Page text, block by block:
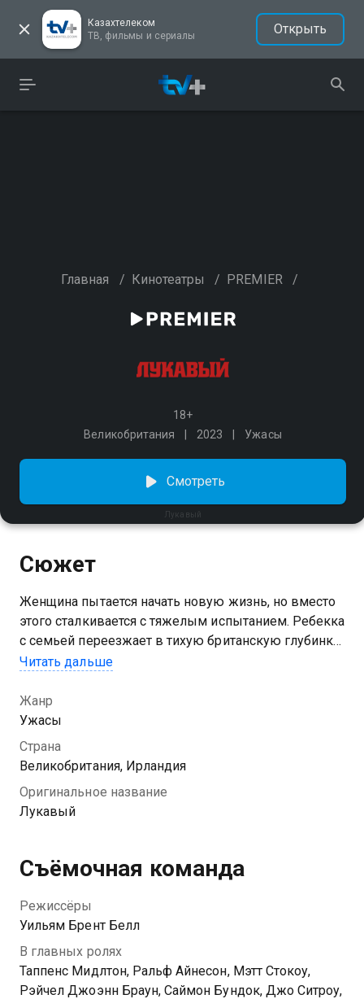
Казахтелеком
ТВ, фильмы и сериалы
Открыть
Главная / Кинотеатры / PREMIER /
18+
Великобритания
2023 Ужасы
Лукавый
Смотреть
Сюжет
Женщина пытается начать новую жизнь, но вместо
этого сталкивается с тяжелым испытанием. Ребекка
с семьей переезжает в тихую британскую глубинку,
где получает должность викария в местной церкви.
превращается в настоящий кошмар: во время
праздника урожая исчезает 10-летняя дочь Ребекки.
Сначала полиция и жители деревушки активно
участвуют в поисках, но вскоре женщина начинает
замечать странности в их поведении. И все сводится
к тому, что поддержка и сочувствие — просто
прикрытие страшной правды.
Читать дальше
Жанр
Ужасы
Страна
Великобритания, Ирландия
Оригинальное название
Лукавый
Съёмочная команда
Режиссёры
Уильям Брент Белл
В главных ролях
Таппенс Мидлтон, Ральф Айнесон, Мэтт Стокоу,
Рэйчел Джоэнн Браун, Саймон Бундок, Джо Ситроу,